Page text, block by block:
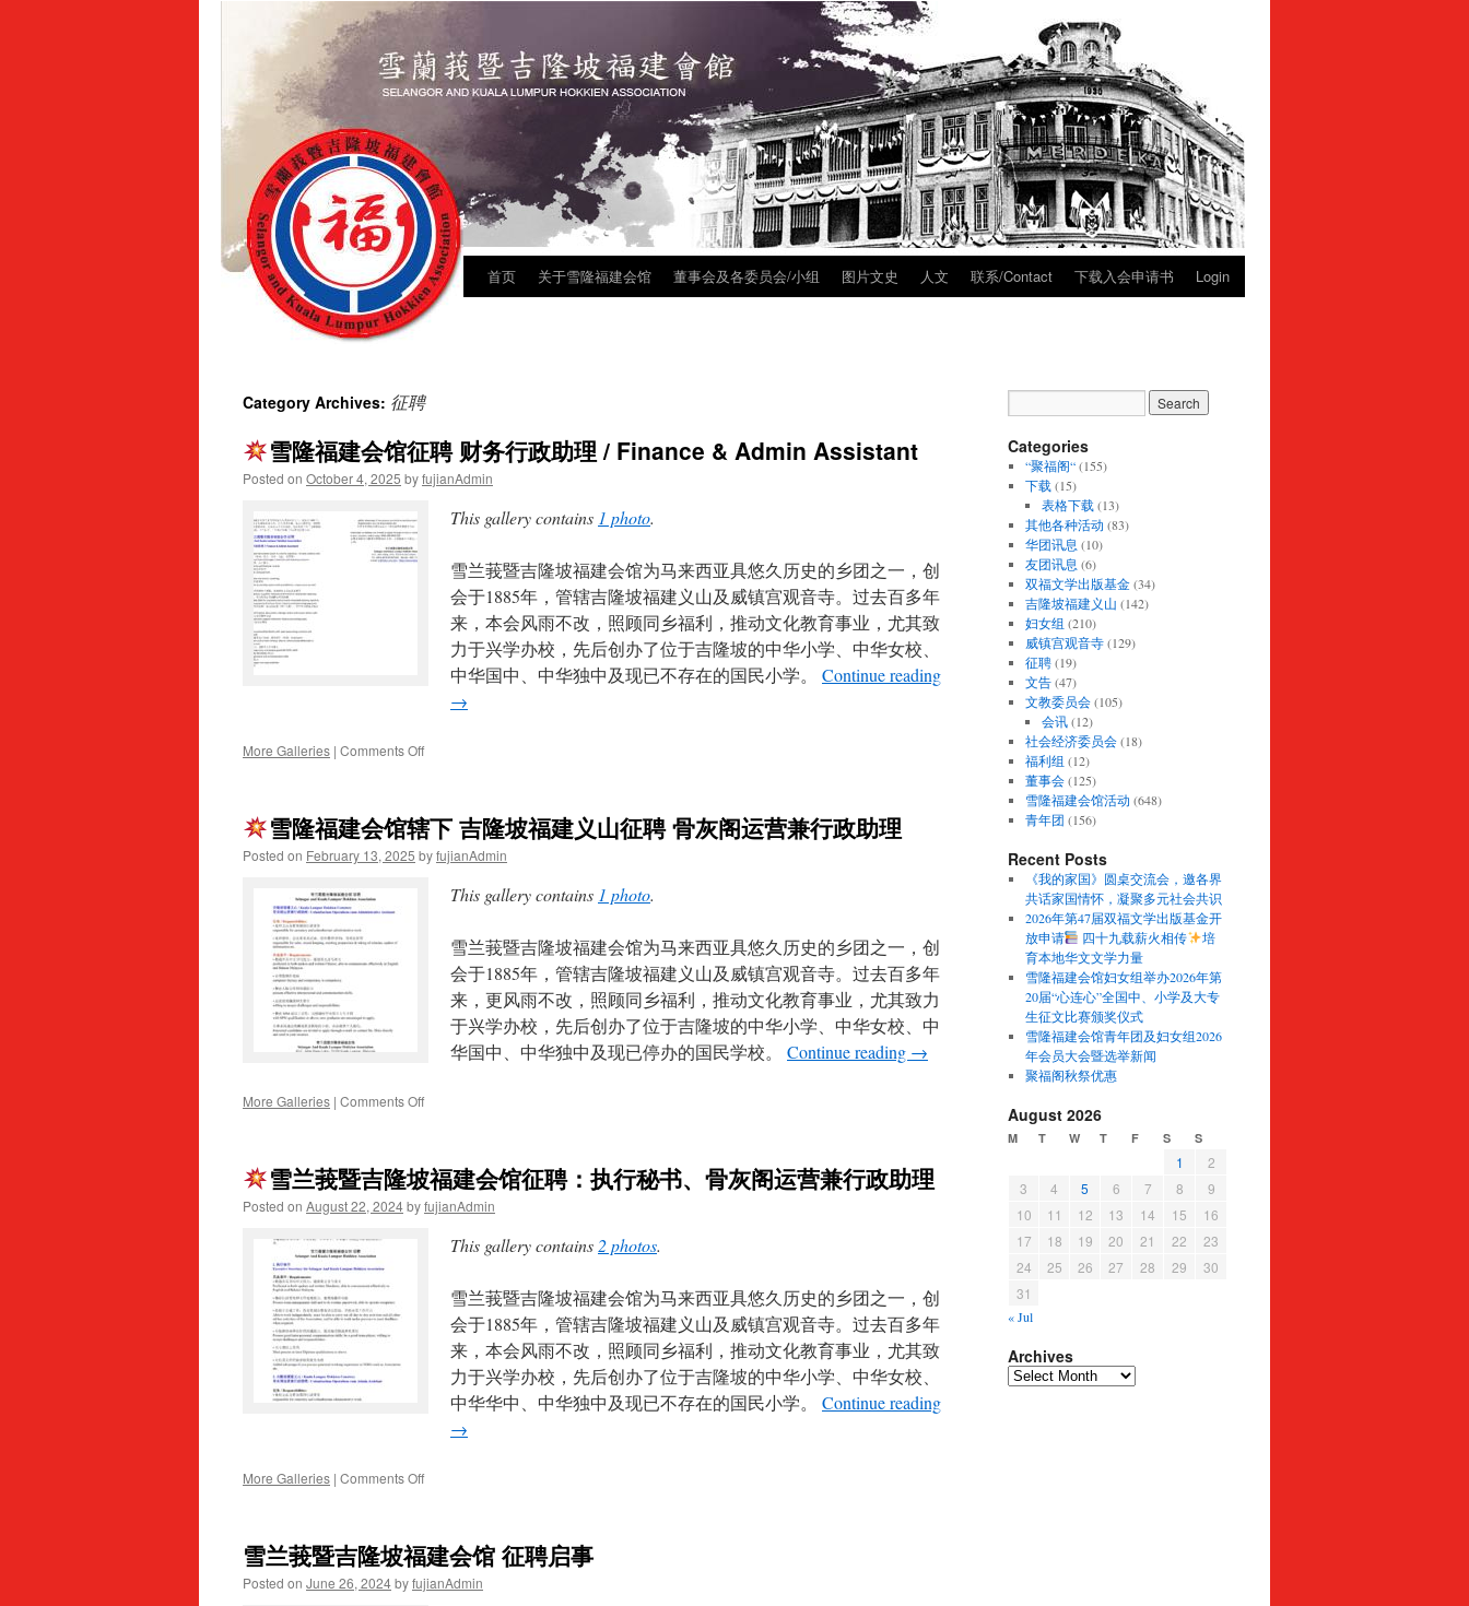
Skip首页 关于雪隆福建会馆 董事会及各委员会/小组 图片文史 人文 联系/Contact 下载入会申请书 Login
Category Archives: 征聘
雪隆福建会馆征聘 财务行政助理 / Finance & Admin Assistant
Posted on October 4, 2025 byfujianAdmin
This gallery contains 1 photo.
雪兰莪暨吉隆坡福建会馆为马来西亚具悠久历史的乡团之一，创
会于1885年，管辖吉隆坡福建义山及威镇宫观音寺。过去百多年
来，本会风雨不改，照顾同乡福利，推动文化教育事业，尤其致
力于兴学办校，先后创办了位于吉隆坡的中华小学、中华女校、
中华国中、中华独中及现已不存在的国民小学。 Continue reading
→
More Galleries | Comments Offon
福
会
&
雪隆福建会馆辖下 吉隆坡福建义山征聘 骨灰阁运营兼行政助理
Posted on February 13, 2025 byfujianAdmin
This gallery contains 1 photo.
雪兰莪暨吉隆坡福建会馆为马来西亚具悠久历史的乡团之一，创
会于1885年，管辖吉隆坡福建义山及威镇宫观音寺。过去百多年
来，更风雨不改，照顾同乡福利，推动文化教育事业，尤其致力
于兴学办校，先后创办了位于吉隆坡的中华小学、中华女校、中
华国中、中华独中及现已停办的国民学校。 Continue reading →
More Galleries | Comments Offon
福
建
会
骨
营
兼
行
雪兰莪暨吉隆坡福建会馆征聘：执行秘书、骨灰阁运营兼行政助理
Posted on August 22, 2024byfujianAdmin
This gallery contains 2 photos.
雪兰莪暨吉隆坡福建会馆为马来西亚具悠久历史的乡团之一，创
会于1885年，管辖吉隆坡福建义山及威镇宫观音寺。过去百多年
来，本会风雨不改，照顾同乡福利，推动文化教育事业，尤其致
力于兴学办校，先后创办了位于吉隆坡的中华小学、中华女校、
中华华中、中华独中及现已不存在的国民小学。 Continue reading
→
More Galleries | Comments Offon
莪
暨
吉
雪兰莪暨吉隆坡福建会馆 征聘启事
Posted on June 26, 2024byfujianAdmin
Categories
“聚福阁“(155)
下载(15)
表格下载(13)
其他各种活动 (83)
华团讯息 (10)
友团讯息 (6)
双福文学出版基金(34)
吉隆坡福建义山 (142)
妇女组 (210)
威镇宫观音寺(129)
征聘(19)
文告(47)
文教委员会(105)
会讯(12)
社会经济委员会(18)
福利组 (12)
董事会(125)
雪隆福建会馆活动 (648)
青年团 (156)
Recent Posts
《我的家国》圆桌交流会，邀各界
共话家国情怀，凝聚多元社会共识
2026年第47届双福文学出版基金开
放申请
四十九载薪火相传
培
育本地华文文学力量
雪隆福建会馆妇女组举办2026年第
20届“心连心”全国中、小学及大专
生征文比赛颁奖仪式
雪隆福建会馆青年团及妇女组2026
年会员大会暨选举新闻
聚福阁秋祭优惠
August 2026
M T W T F S S
1
2
3
4 5 6 7 8
9
10
11 12 13 14 15
16
17
18 19 20 21 22
23
24
25 26 27 28 29
30
31
« Jul
Archives
Archives